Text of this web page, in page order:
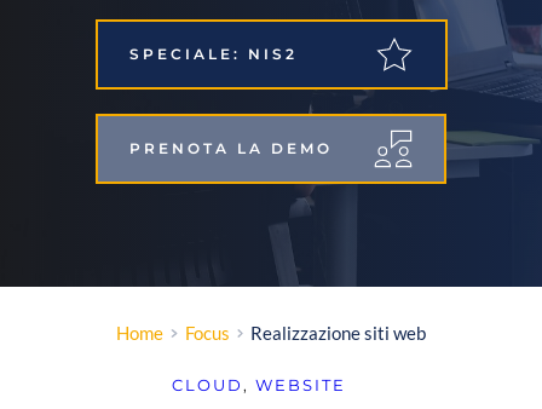
SPECIALE: NIS2
PRENOTA LA DEMO
Home Focus Realizzazione siti web
CLOUD , WEBSITE